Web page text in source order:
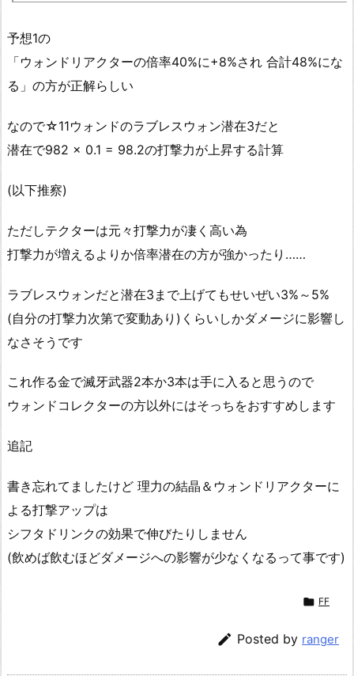
予想1の
「ウォンドリアクターの倍率40%に+8%され 合計48%にな
る」の方が正解らしい
なので☆11ウォンドのラブレスウォン潜在3だと
潜在で982 × 0.1 = 98.2の打撃力が上昇する計算
(以下推察)
ただしテクターは元々打撃力が凄く高い為
打撃力が増えるよりか倍率潜在の方が強かったり……
ラブレスウォンだと潜在3まで上げてもせいぜい3%～5%
(自分の打撃力次第で変動あり)くらいしかダメージに影響し
なさそうです
これ作る金で滅牙武器2本か3本は手に入ると思うので
ウォンドコレクターの方以外にはそっちをおすすめします
追記
書き忘れてましたけど 理力の結晶＆ウォンドリアクターに
よる打撃アップは
シフタドリンクの効果で伸びたりしません
(飲めば飲むほどダメージへの影響が少なくなるって事です)
 FF
 Posted by ranger